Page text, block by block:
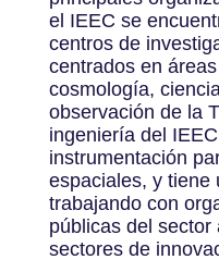
el IEEC se
centros de
centrados en
cosmología,
observación de la
ingeniería del
instrumentación
espaciales, y tiene
trabajando con
públicas del
sectores de